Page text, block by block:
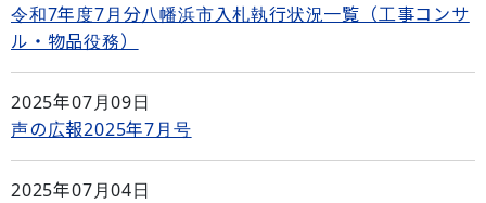
令和7年度7月分八幡浜市入札執行状況一覧（工事コンサ
ル・物品役務）
2025年07月09日
声の広報2025年7月号
2025年07月04日